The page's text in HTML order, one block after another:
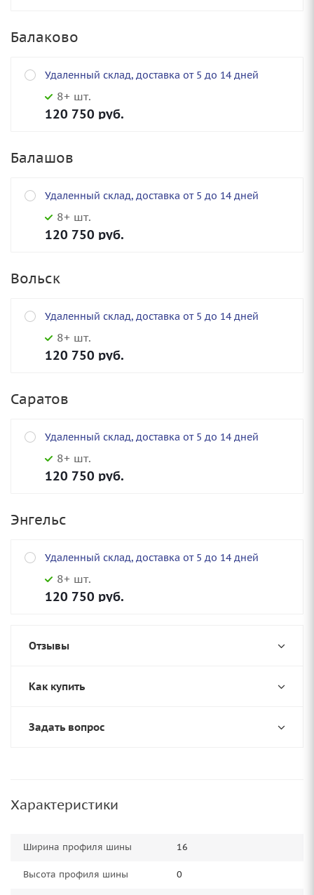
Балаково
Удаленный склад, доставка от 5 до 14 дней
8+ шт.
120 750 руб.
Балашов
Удаленный склад, доставка от 5 до 14 дней
8+ шт.
120 750 руб.
Вольск
Удаленный склад, доставка от 5 до 14 дней
8+ шт.
120 750 руб.
Саратов
Удаленный склад, доставка от 5 до 14 дней
8+ шт.
120 750 руб.
Энгельс
Удаленный склад, доставка от 5 до 14 дней
8+ шт.
120 750 руб.
Отзывы
Как купить
Задать вопрос
Характеристики
Ширина профиля шины 16
Высота профиля шины 0